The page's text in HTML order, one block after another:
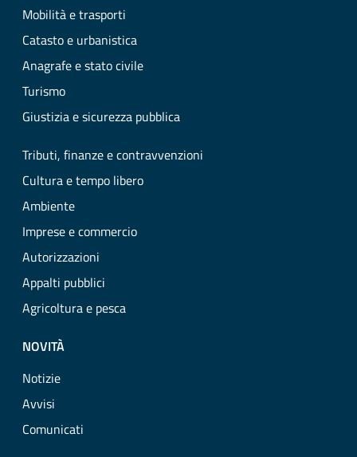
Mobilità e trasporti
Catasto e urbanistica
Anagrafe e stato civile
Turismo
Giustizia e sicurezza pubblica
Tributi, finanze e contravvenzioni
Cultura e tempo libero
Ambiente
Imprese e commercio
Autorizzazioni
Appalti pubblici
Agricoltura e pesca
NOVITÀ
Notizie
Avvisi
Comunicati